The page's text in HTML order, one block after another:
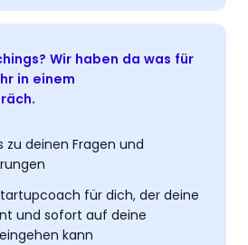
Wir haben da was für
in einem
zu deinen Fragen und
für dich, der deine
und sofort auf deine
kann